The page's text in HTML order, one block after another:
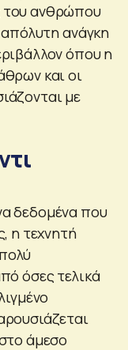
του ανθρώπου
ανάγκη
όπου η
και οι
με
δεδομένα που
η τεχνητή
όσες τελικά
άμεσο